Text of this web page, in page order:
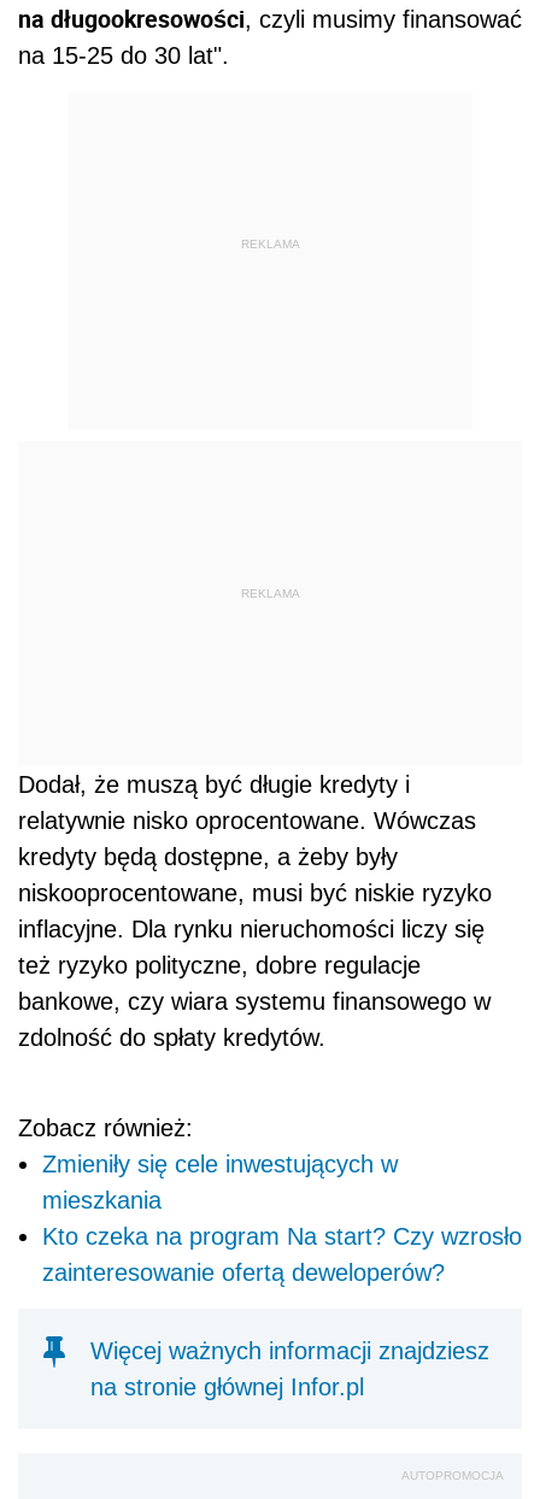
na długookresowości, czyli musimy finansować
na 15-25 do 30 lat".
REKLAMA
REKLAMA
Dodał, że muszą być długie kredyty i
relatywnie nisko oprocentowane. Wówczas
kredyty będą dostępne, a żeby były
niskooprocentowane, musi być niskie ryzyko
inflacyjne. Dla rynku nieruchomości liczy się
też ryzyko polityczne, dobre regulacje
bankowe, czy wiara systemu finansowego w
zdolność do spłaty kredytów.
Zobacz również:
Zmieniły się cele inwestujących w
mieszkania
Kto czeka na program Na start? Czy wzrosło
zainteresowanie ofertą deweloperów?
Więcej ważnych informacji znajdziesz
na stronie głównej Infor.pl
AUTOPROMOCJA